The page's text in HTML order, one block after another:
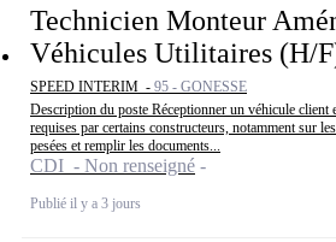
Technicien Monteur
Véhicules Utilitaires (H/
SPEED INTERIM - 95 - GONESSE
Description du poste Réceptionner un véhicule client
requises par certains constructeurs, notamment sur
pesées et remplir les documents...
CDI - Non renseigné
Publié il y a 3 jours